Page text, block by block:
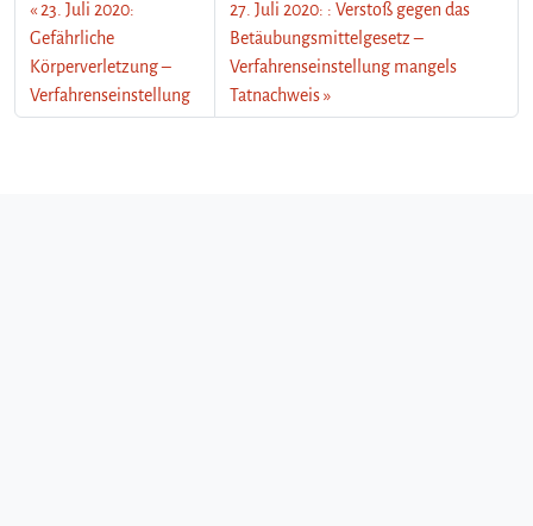
23. Juli 2020:
Gefährliche
Körperverletzung –
Verfahrenseinstellung
27. Juli 2020: : Verstoß gegen das
Betäubungsmittelgesetz –
Verfahrenseinstellung mangels
Tatnachweis